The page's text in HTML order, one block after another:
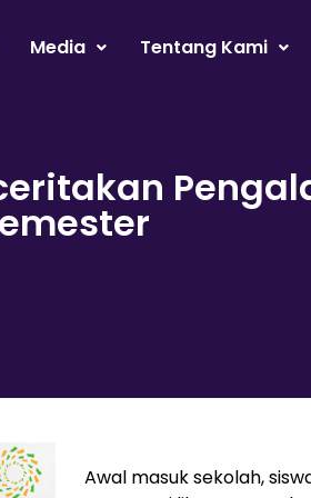
Media Tentang Kami
Awal masuk sekolah,